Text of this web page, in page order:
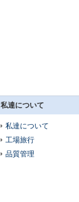
私達について
私達について
工場旅行
品質管理